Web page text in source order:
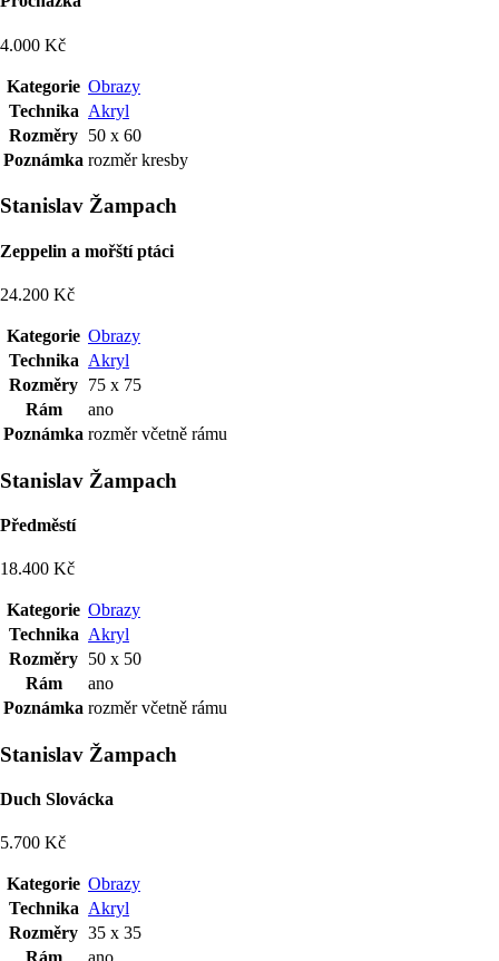
4.000 Kč
Kategorie Obrazy
Technika Akryl
Rozměry 50 x 60
Poznámka rozměr kresby
Stanislav Žampach
Zeppelin a mořští ptáci
24.200 Kč
Kategorie Obrazy
Technika Akryl
Rozměry 75 x 75
Rám
ano
Poznámka rozměr včetně rámu
Stanislav Žampach
Předměstí
18.400 Kč
Kategorie Obrazy
Technika Akryl
Rozměry 50 x 50
Rám
ano
Poznámka rozměr včetně rámu
Stanislav Žampach
Duch Slovácka
5.700 Kč
Kategorie Obrazy
Technika Akryl
Rozměry 35 x 35